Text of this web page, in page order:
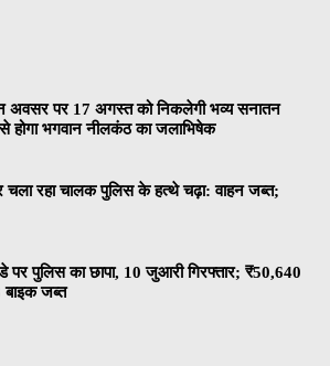
अवसर पर 17 अगस्त को निकलेगी भव्य सनातन
होगा भगवान नीलकंठ का जलाभिषेक
चला रहा चालक पुलिस के हत्थे चढ़ा: वाहन जब्त;
पुलिस का छापा, 10 जुआरी गिरफ्तार; ₹50,640
जब्त